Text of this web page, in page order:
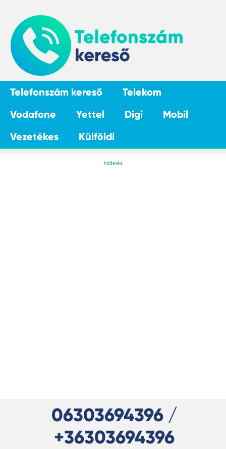
Telefonszám kereső
Telekom
Vodafone
Yettel Digi
Mobil
Vezetékes
Külföldi
06303694396 /
+36303694396